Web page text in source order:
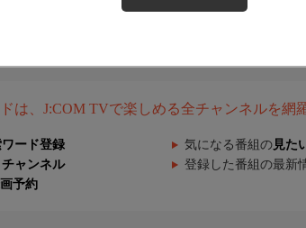
は、J:COM TVで楽しめる全チャンネルを網
ード登録 気になる番組の 見た
ャンネル 登録した番組の最新
予約